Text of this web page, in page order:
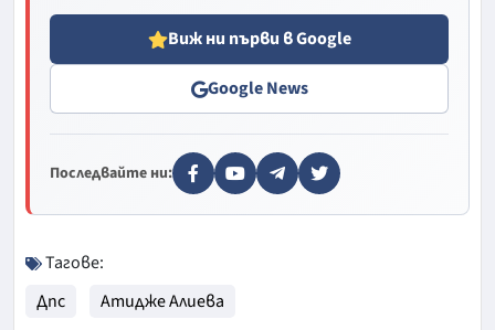
Виж ни първи в Google
Google News
Последвайте ни:
Тагове:
Дпс
Атидже Алиева